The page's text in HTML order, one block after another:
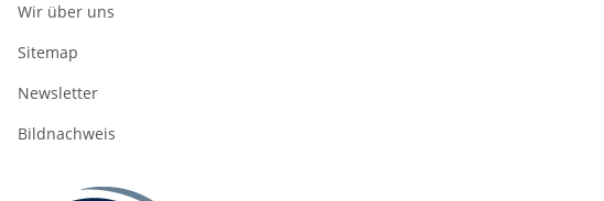
Wir über uns
Sitemap
Newsletter
Bildnachweis